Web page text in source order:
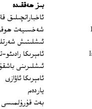
Opens in new window
Opens in new window
Opens in new window
Opens in new window
بىز ھەققىدە
ئاخباراتچىلىق
شەخسىيەت
ئىشلىتىش
ئامېرىكا رادىئو-
ئىشلىرىنى
ئامېرىكا ئاۋازى
ياردەم
بەت قۇرۇلمىسى